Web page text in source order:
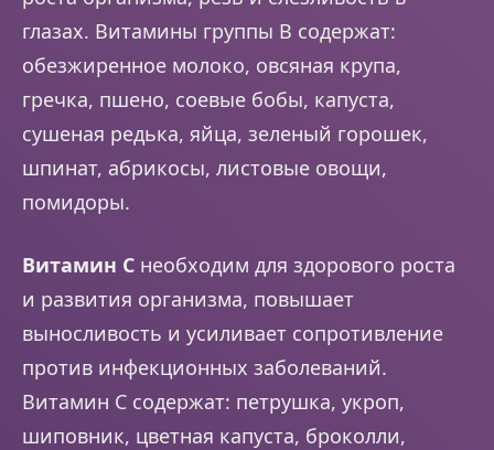
глазах. Витамины группы B содержат:
обезжиренное молоко, овсяная крупа,
гречка, пшено, соевые бобы, капуста,
сушеная редька, яйца, зеленый горошек,
шпинат, абрикосы, листовые овощи,
помидоры.
Витамин C необходим для здорового роста
и развития организма, повышает
выносливость и усиливает сопротивление
против инфекционных заболеваний.
Витамин C содержат: петрушка, укроп,
шиповник, цветная капуста, броколли,